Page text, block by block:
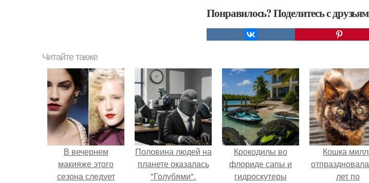
Понравилось? Поделитесь с
Читайте также
В вечернем
макияже этого
сезона следует
Половина людей на
планете оказалась
"Голубями".
Крокодилы во
флориде сапы и
гидроскутеры
Кошка
лет по